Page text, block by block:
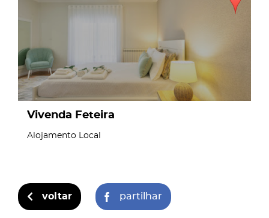
Vivenda Feteira
Alojamento Local
voltar partilhar